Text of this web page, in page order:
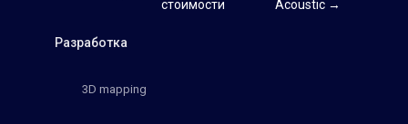
Разработка
3D mapping
стоимости
Acoustic →